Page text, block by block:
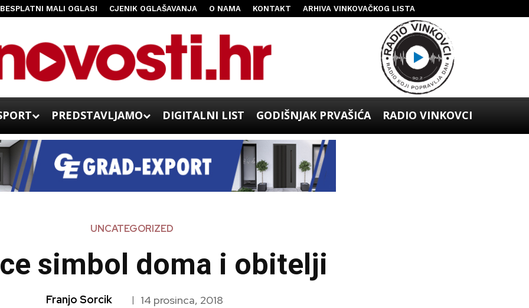
BESPLATNI MALI OGLASI CJENIK OGLAŠAVANJA O NAMA KONTAKT ARHIVA VINKOVAČKOG LISTA
PREDSTAVLJAMO DIGITALNI LIST GODIŠNJAK PRVAŠIĆA RADIO VINKOVCI
UNCATEGORIZED
simbol doma i obitelji
Franjo Sorcik | 14 prosinca, 2018